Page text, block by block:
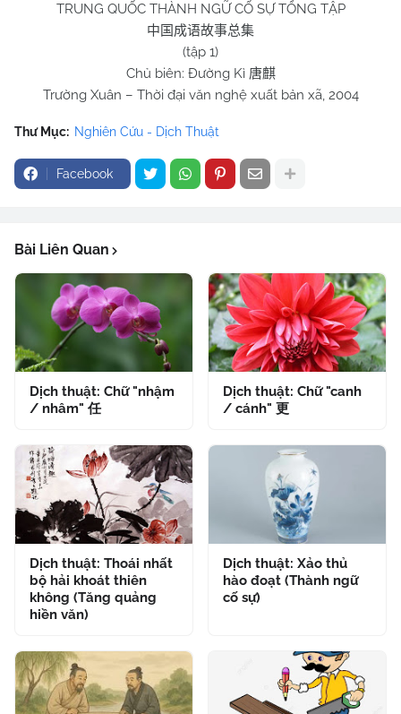
TRUNG QUỐC THÀNH NGỮ CỐ SỰ TỔNG TẬP
中国成语故事总集
(tập 1)
Chủ biên: Đường Kì 唐麒
Trường Xuân – Thời đại văn nghệ xuất bản xã, 2004
Thư Mục: Nghiên Cứu - Dịch Thuật
Facebook
Bài Liên Quan
Dịch thuật: Chữ "nhậm
/ nhâm" 任
Dịch thuật: Chữ "canh
/ cánh" 更
Dịch thuật: Thoái nhất
bộ hải khoát thiên
không (Tăng quảng
hiền văn)
Dịch thuật: Xảo thủ
hào đoạt (Thành ngữ
cố sự)